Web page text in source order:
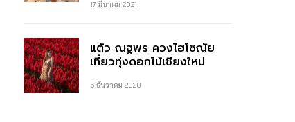
17 มีนาคม 2021
แต้ว ณฐพร ควงไฮโซณัย
เที่ยวทุ่งดอกไม้เชียงใหม่
6 ธันวาคม 2020